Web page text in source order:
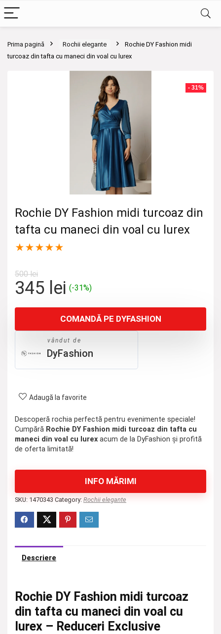
Prima pagină Rochii elegante
Rochie DY Fashion midi
turcoaz din tafta cu maneci din voal cu lurex
- 31%
Rochie DY Fashion midi turcoaz din
tafta cu maneci din voal cu lurex
★★★★★
500lei
Prețul
a
fost:
500 lei.
345 leiPrețul
este:
345 lei.
(-31%)
COMANDĂ PE DYFASHION
vândut de
DyFashion
Adaugă la favorite
Descoperă rochia perfectă pentru evenimente speciale!
Cumpără Rochie DY Fashion midi turcoaz din tafta cu
maneci din voal cu lurex acum de la DyFashion și profită
de oferta limitată!
INFO MĂRIMI
SKU: 1470343 Category: Rochii elegante
Descriere
Rochie DY Fashion midi turcoaz
din tafta cu maneci din voal cu
lurex – Reduceri Exclusive